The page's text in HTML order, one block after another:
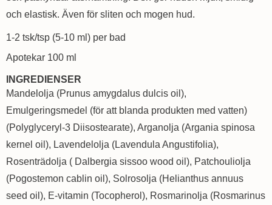
och elastisk. Även för sliten och mogen hud.
1-2 tsk/tsp (5-10 ml) per bad
Apotekar 100 ml
INGREDIENSER
Mandelolja (Prunus amygdalus dulcis oil),
Emulgeringsmedel (för att blanda produkten med vatten)
(Polyglyceryl-3 Diisostearate), Arganolja (Argania spinosa
kernel oil), Lavendelolja (Lavendula Angustifolia),
Rosenträdolja ( Dalbergia sissoo wood oil), Patchouliolja
(Pogostemon cablin oil), Solrosolja (Helianthus annuus
seed oil), E-vitamin (Tocopherol), Rosmarinolja (Rosmarinus